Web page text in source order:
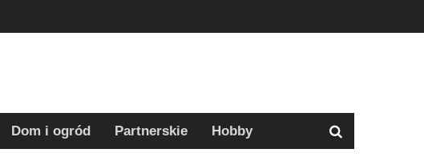
Dom i ogród Partnerskie Hobby